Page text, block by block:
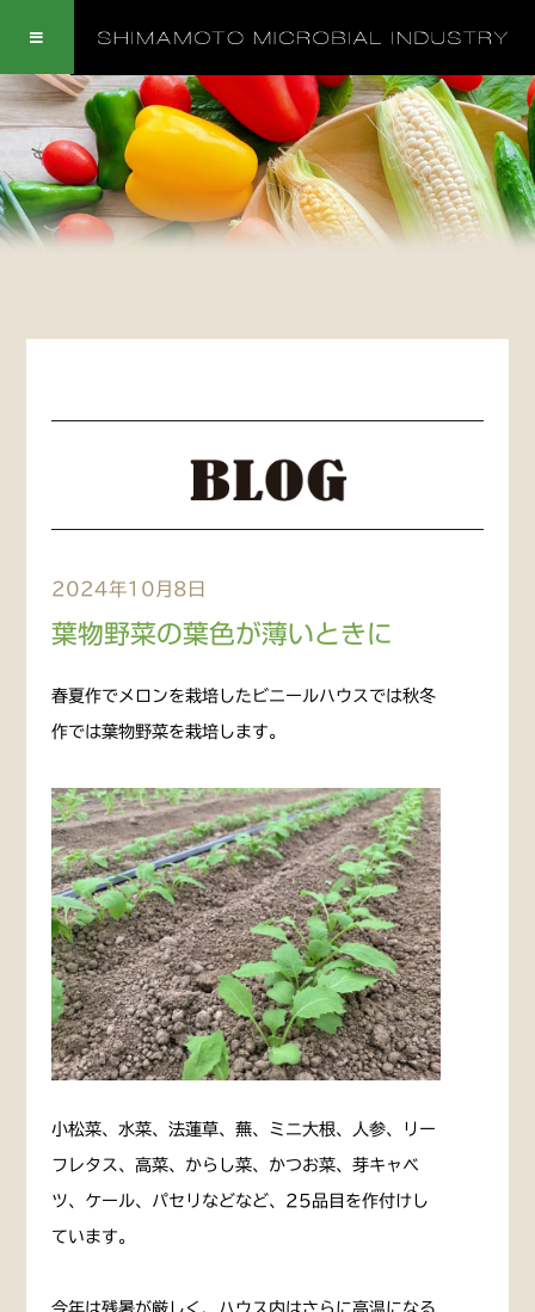
2024年10月8日
葉物野菜の葉色が薄いときに
春夏作でメロンを栽培したビニールハウスでは秋冬
作では葉物野菜を栽培します。
小松菜、水菜、法蓮草、蕪、ミニ大根、人参、リー
フレタス、高菜、からし菜、かつお菜、芽キャベ
ツ、ケール、パセリなどなど、25品目を作付けし
ています。
今年は残暑が厳しく、ハウス内はさらに高温になる